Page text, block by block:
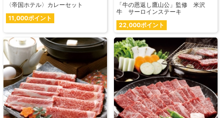
〈帝国ホテル〉カレーセット
11,000ポイント
「牛の恩返し鷹山公」監修 米沢
牛 サーロインステーキ
22,000ポイント